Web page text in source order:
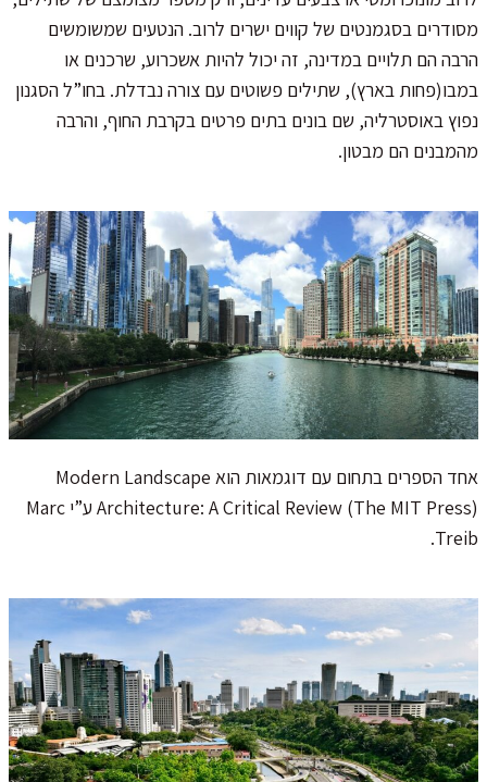
מסודרים בסגמנטים של קווים ישרים לרוב. הנטעים שמשומשים
הרבה הם תלויים במדינה, זה יכול להיות אשכרוע, שרכנים או
במבו(פחות בארץ), שתילים פשוטים עם צורה נבדלת. בחו”ל הסגנון
נפוץ באוסטרליה, שם בונים בתים פרטים בקרבת החוף, והרבה
מהמבנים הם מבטון.
אחד הספרים בתחום עם דוגמאות הוא Modern Landscape
Architecture: A Critical Review (The MIT Press) ע”י Marc
Treib.